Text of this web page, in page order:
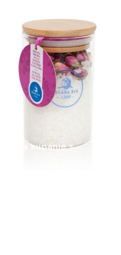
sol za kupanje s